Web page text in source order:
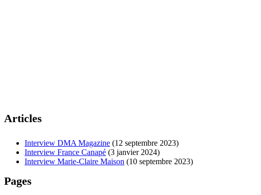
Articles
Interview DMA Magazine (12 septembre 2023)
Interview France Canapé (3 janvier 2024)
Interview Marie-Claire Maison (10 septembre 2023)
Pages